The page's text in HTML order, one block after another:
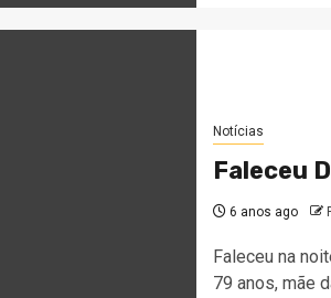
Notícias
Faleceu
6 anos ago
Faleceu na
79 anos, mãe